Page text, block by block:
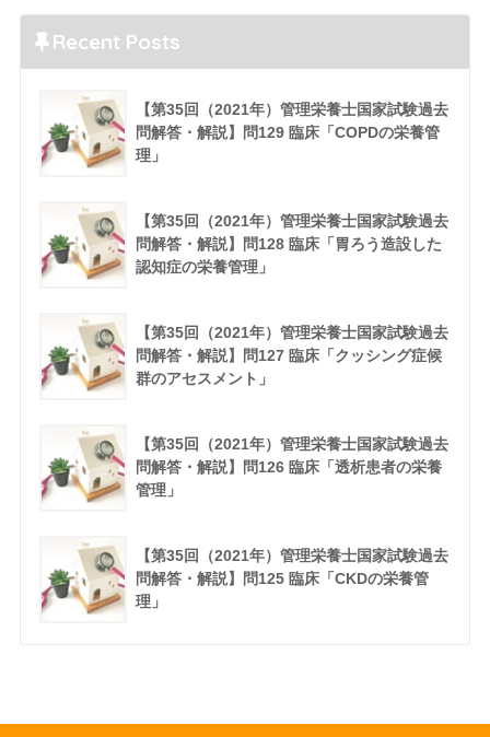
Recent Posts
【第35回（2021年）管理栄養士国家試験過去
問解答・解説】問129 臨床「COPDの栄養管
理」
【第35回（2021年）管理栄養士国家試験過去
問解答・解説】問128 臨床「胃ろう造設した
認知症の栄養管理」
【第35回（2021年）管理栄養士国家試験過去
問解答・解説】問127 臨床「クッシング症候
群のアセスメント」
【第35回（2021年）管理栄養士国家試験過去
問解答・解説】問126 臨床「透析患者の栄養
管理」
【第35回（2021年）管理栄養士国家試験過去
問解答・解説】問125 臨床「CKDの栄養管
理」